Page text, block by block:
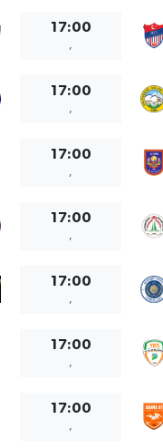
17:00
,
17:00
,
17:00
,
17:00
,
17:00
,
17:00
,
17:00
,